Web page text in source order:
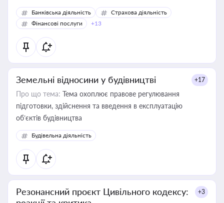
Банківська діяльність
Страхова діяльність
Фінансові послуги
+13
Земельні відносини у будівництві +17
Про що тема: Тема охоплює правове регулювання
підготовки, здійснення та введення в експлуатацію
об’єктів будівництва
Будівельна діяльність
Резонансний проєкт Цивільного кодексу:
+3